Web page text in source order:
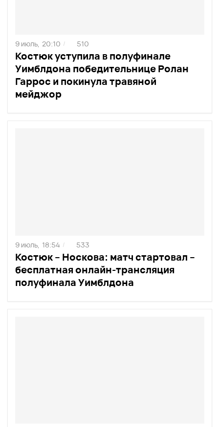
Костюк уступила в полуфинале
Уимблдона победительнице Ролан
Гаррос и покинула травяной
мейджор
9 июль, 20:10 / 510
Костюк – Носкова: матч стартовал –
бесплатная онлайн-трансляция
полуфинала Уимблдона
9 июль, 18:54 / 533